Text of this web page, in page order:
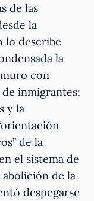
de las
la
lo describe
la
con
inmigrantes;
y la
de la
el sistema de
de la
despegarse